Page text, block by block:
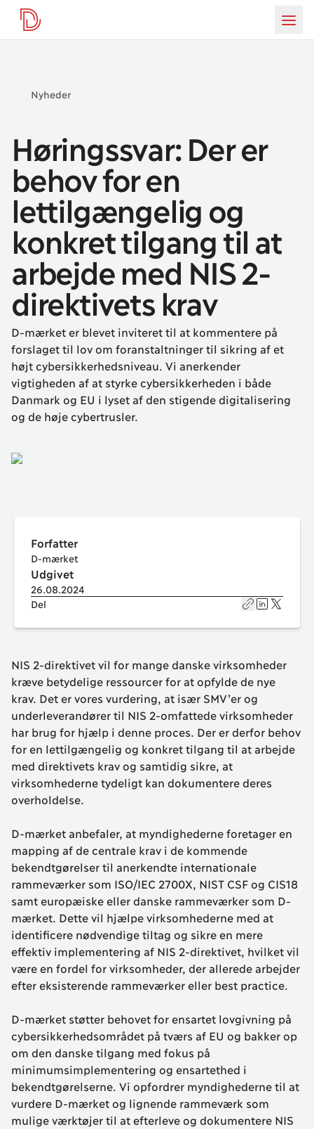
D-mærket
da
Nyheder
Høringssvar: Der er
behov for en
lettilgængelig og
konkret tilgang til at
arbejde med NIS 2-
direktivets krav
D-mærket er blevet inviteret til at kommentere på
forslaget til lov om foranstaltninger til sikring af et
højt cybersikkerhedsniveau. Vi anerkender
vigtigheden af at styrke cybersikkerheden i både
Danmark og EU i lyset af den stigende digitalisering
og de høje cybertrusler.
Forfatter
D-mærket
Udgivet
26.08.2024
Del
Kopier link
Del påDel på
NIS 2-direktivet vil for mange danske virksomheder
kræve betydelige ressourcer for at opfylde de nye
krav. Det er vores vurdering, at især SMV’er og
underleverandører til NIS 2-omfattede virksomheder
har brug for hjælp i denne proces. Der er derfor behov
for en lettilgængelig og konkret tilgang til at arbejde
med direktivets krav og samtidig sikre, at
virksomhederne tydeligt kan dokumentere deres
overholdelse.
D-mærket anbefaler, at myndighederne foretager en
mapping af de centrale krav i de kommende
bekendtgørelser til anerkendte internationale
rammeværker som ISO/IEC 2700X, NIST CSF og CIS18
samt europæiske eller danske rammeværker som D-
mærket. Dette vil hjælpe virksomhederne med at
identificere nødvendige tiltag og sikre en mere
effektiv implementering af NIS 2-direktivet, hvilket vil
være en fordel for virksomheder, der allerede arbejder
efter eksisterende rammeværker eller best practice.
D-mærket støtter behovet for ensartet lovgivning på
cybersikkerhedsområdet på tværs af EU og bakker op
om den danske tilgang med fokus på
minimumsimplementering og ensartethed i
bekendtgørelserne. Vi opfordrer myndighederne til at
vurdere D-mærket og lignende rammeværk som
mulige værktøjer til at efterleve og dokumentere NIS